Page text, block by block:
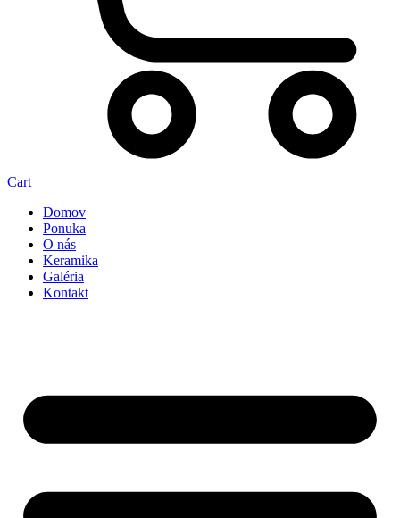
Cart
Domov
Ponuka
O nás
Keramika
Galéria
Kontakt